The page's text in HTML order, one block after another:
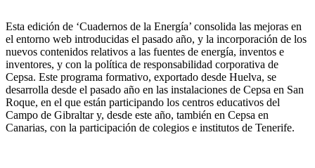
Esta edición de ‘Cuadernos de la Energía’ consolida las mejoras en
el entorno web introducidas el pasado año, y la incorporación de los
nuevos contenidos relativos a las fuentes de energía, inventos e
inventores, y con la política de responsabilidad corporativa de
Cepsa. Este programa formativo, exportado desde Huelva, se
desarrolla desde el pasado año en las instalaciones de Cepsa en San
Roque, en el que están participando los centros educativos del
Campo de Gibraltar y, desde este año, también en Cepsa en
Canarias, con la participación de colegios e institutos de Tenerife.